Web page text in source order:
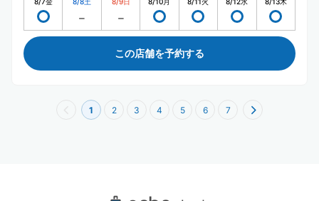
この店舗を予約する
1 2 3 4 5 6 7
大崎駅周辺のおすすめコインロッカー